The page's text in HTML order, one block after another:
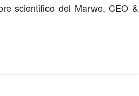
scientifico del Marwe, CEO &